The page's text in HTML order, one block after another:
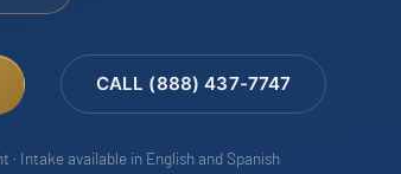
CALL (888) 437-7747
Intake available in English and Spanish